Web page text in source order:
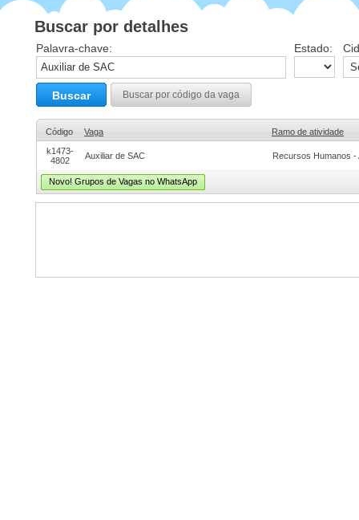
Buscar por detalhes
Palavra-chave: Estado:
Buscar Buscar por código da vaga
Código Vaga
Ramo de atividade
k1473-
4802
Auxiliar de SAC Recursos Humanos -
Novo! Grupos de Vagas no WhatsApp